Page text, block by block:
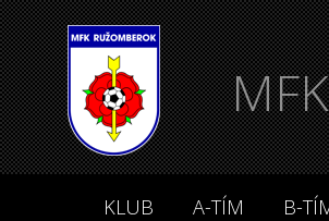
MFK
KLUB A-TÍM B-